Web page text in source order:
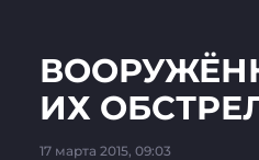
ИХ
17 марта 2015, 09:03